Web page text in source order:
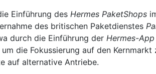
Einführung des Hermes PaketShops
des britischen Paketdienstes
durch die Einführung der Hermes-App
um die Fokussierung auf den
auf alternative Antriebe.